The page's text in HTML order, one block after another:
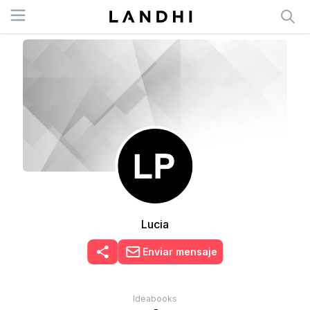
Open menu
Lucia
Enviar mensaje
Ideabooks